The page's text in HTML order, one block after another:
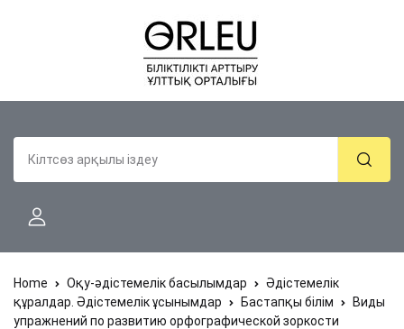
Home Оқу-әдістемелік басылымдар
Әдістемелік
құралдар. Әдістемелік ұсынымдар
Бастапқы білім
Виды
упражнений по развитию орфографической зоркости